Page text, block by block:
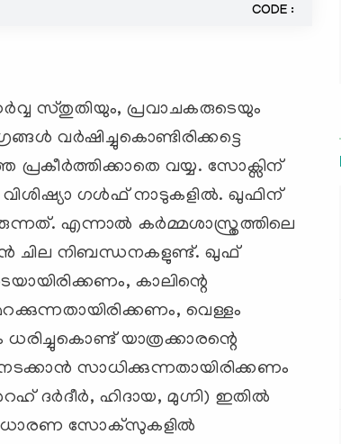
CODE :
സ്തുതിയും, പ്രവാചകരുടെയും
വര്‍ഷിച്ചുകൊണ്ടിരിക്കട്ടെ
വയ്യ. സോക്സിന്
ഗള്‍ഫ് നാടുകളില്‍. ഖുഫിന്
എന്നാല്‍ കര്‍മ്മശാസ്ത്രത്തിലെ
ചില നിബന്ധനകളുണ്ട്. ഖുഫ്
കാലിന്റെ
വെള്ളം
യാത്രക്കാരന്റെ
സാധിക്കുന്നതായിരിക്കണം
ഹിദായ, മുഗ്നി) ഇതില്‍
സോക്സുകളില്‍